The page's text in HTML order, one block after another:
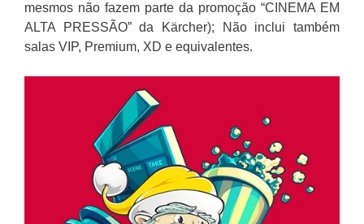
mesmos não fazem parte da promoção “CINEMA EM
ALTA PRESSÃO” da Kärcher); Não inclui também
salas VIP, Premium, XD e equivalentes.